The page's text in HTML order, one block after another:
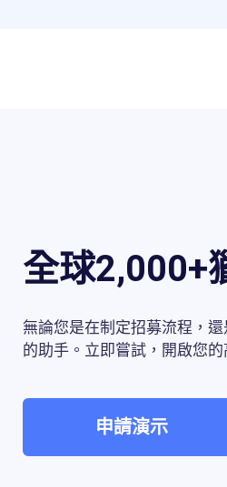
全球2,000+
無論您是在制定招募流程，
的助手。立即嘗試，開啟您的
申請演示